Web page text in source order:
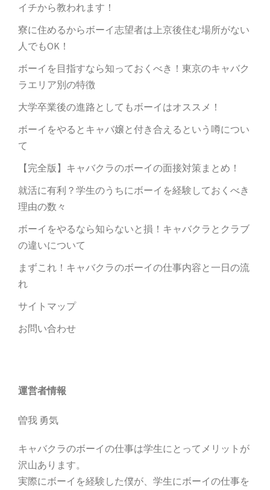
イチから教われます！
寮に住めるからボーイ志望者は上京後住む場所がない
人でもOK！
ボーイを目指すなら知っておくべき！東京のキャバク
ラエリア別の特徴
大学卒業後の進路としてもボーイはオススメ！
ボーイをやるとキャバ嬢と付き合えるという噂につい
て
【完全版】キャバクラのボーイの面接対策まとめ！
就活に有利？学生のうちにボーイを経験しておくべき
理由の数々
ボーイをやるなら知らないと損！キャバクラとクラブ
の違いについて
まずこれ！キャバクラのボーイの仕事内容と一日の流
れ
サイトマップ
お問い合わせ
運営者情報
曽我 勇気
キャバクラのボーイの仕事は学生にとってメリットが
沢山あります。
実際にボーイを経験した僕が、学生にボーイの仕事を